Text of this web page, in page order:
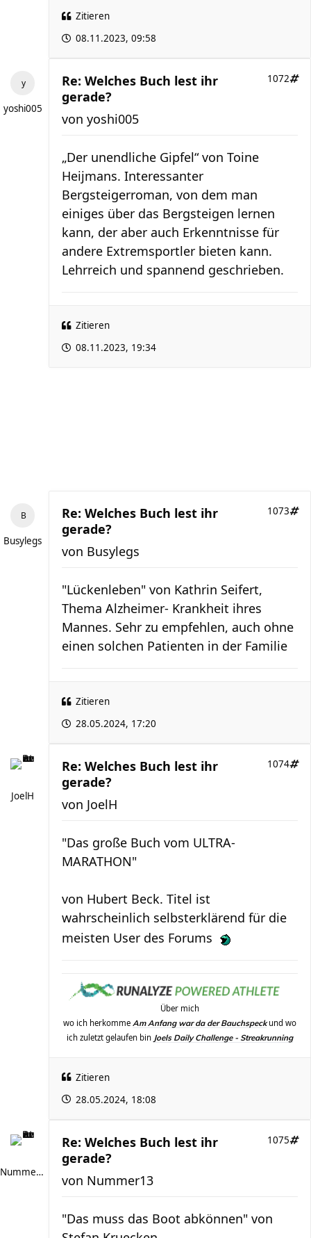
Zitieren
08.11.2023, 09:58
yoshi005
Re: Welches Buch lest ihr
gerade?
1072
von yoshi005
„Der unendliche Gipfel“ von Toine
Heijmans. Interessanter
Bergsteigerroman, von dem man
einiges über das Bergsteigen lernen
kann, der aber auch Erkenntnisse für
andere Extremsportler bieten kann.
Lehrreich und spannend geschrieben.
Zitieren
08.11.2023, 19:34
Busylegs
Re: Welches Buch lest ihr
gerade?
1073
von Busylegs
"Lückenleben" von Kathrin Seifert,
Thema Alzheimer- Krankheit ihres
Mannes. Sehr zu empfehlen, auch ohne
einen solchen Patienten in der Familie
Zitieren
28.05.2024, 17:20
JoelH
Re: Welches Buch lest ihr
gerade?
1074
von JoelH
"Das große Buch vom ULTRA-
MARATHON"
von Hubert Beck. Titel ist
wahrscheinlich selbsterklärend für die
meisten User des Forums
Über mich
wo ich herkomme Am Anfang war da der Bauchspeckund wo
ich zuletzt gelaufen bin Joels Daily Challenge - Streakrunning
Zitieren
28.05.2024, 18:08
Nummer13
Re: Welches Buch lest ihr
gerade?
1075
von Nummer13
"Das muss das Boot abkönnen" von